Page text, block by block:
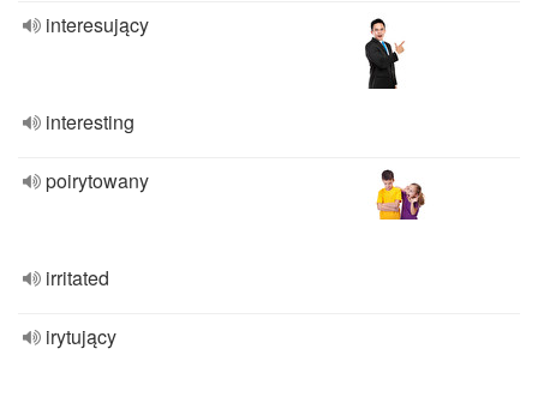
interesujący
interesting
poirytowany
irritated
irytujący